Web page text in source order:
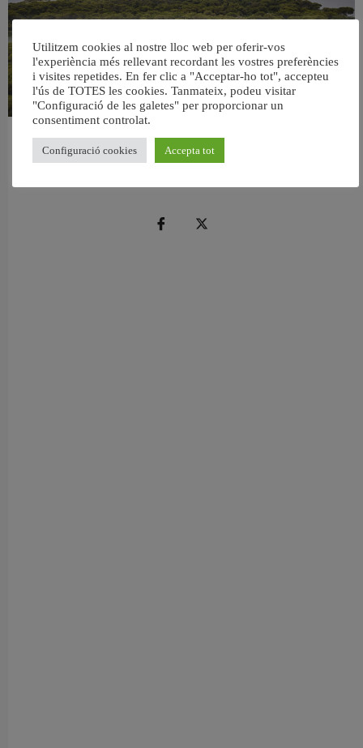
València retira prop de 15.000 litres de residus de la Devesa durant el mes de
juliol
Utilitzem cookies al nostre lloc web per oferir-vos
l'experiència més rellevant recordant les vostres preferències
i visites repetides. En fer clic a "Acceptar-ho tot", accepteu
l'ús de TOTES les cookies. Tanmateix, podeu visitar
"Configuració de les galetes" per proporcionar un
consentiment controlat.
Configuració cookies Accepta tot